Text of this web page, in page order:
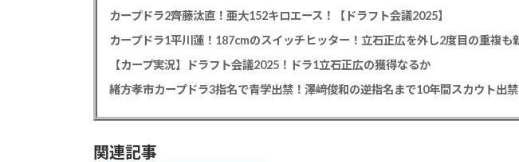
カープドラ2齊藤汰直！亜大152キロエース！【ドラフト会議2025】
【カープ実況】ドラフト会議2025！ドラ1立石正広の獲得なるか
緒方孝市カープドラ3指名で青学出禁！澤﨑俊和の逆指名まで10年間スカウト出禁
関連記事